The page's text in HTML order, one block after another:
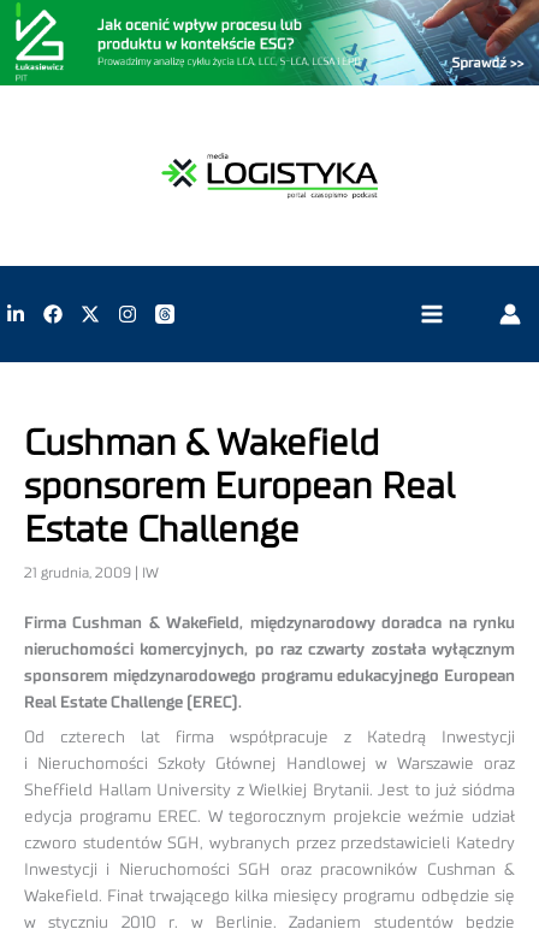
Cushman & Wakefield
sponsorem European Real
Estate Challenge
21 grudnia, 2009 | IW
Firma Cushman & Wakefield, międzynarodowy doradca na rynku
nieruchomości komercyjnych, po raz czwarty została wyłącznym
sponsorem międzynarodowego programu edukacyjnego European
Real Estate Challenge (EREC).
Od czterech lat firma współpracuje z Katedrą Inwestycji
i Nieruchomości Szkoły Głównej Handlowej w Warszawie oraz
Sheffield Hallam University z Wielkiej Brytanii. Jest to już siódma
edycja programu EREC. W tegorocznym projekcie weźmie udział
czworo studentów SGH, wybranych przez przedstawicieli Katedry
Inwestycji i Nieruchomości SGH oraz pracowników Cushman &
Wakefield. Finał trwającego kilka miesięcy programu odbędzie się
w styczniu 2010 r. w Berlinie. Zadaniem studentów będzie